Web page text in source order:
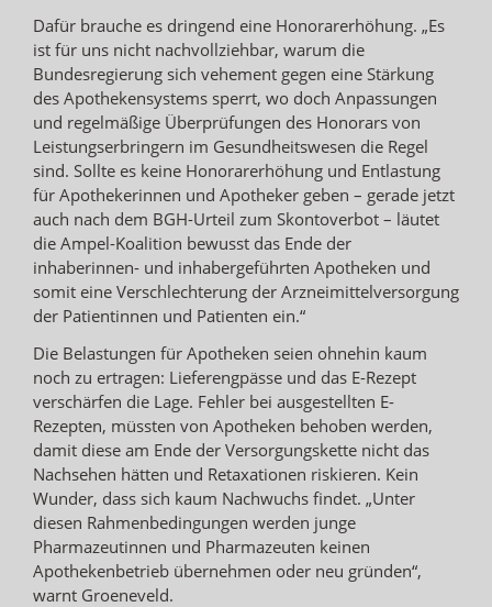
Dafür brauche es dringend eine Honorarerhöhung. „Es
ist für uns nicht nachvollziehbar, warum die
Bundesregierung sich vehement gegen eine Stärkung
des Apothekensystems sperrt, wo doch Anpassungen
und regelmäßige Überprüfungen des Honorars von
Leistungserbringern im Gesundheitswesen die Regel
sind. Sollte es keine Honorarerhöhung und Entlastung
für Apothekerinnen und Apotheker geben – gerade jetzt
auch nach dem BGH-Urteil zum Skontoverbot – läutet
die Ampel-Koalition bewusst das Ende der
inhaberinnen- und inhabergeführten Apotheken und
somit eine Verschlechterung der Arzneimittelversorgung
der Patientinnen und Patienten ein.“
Die Belastungen für Apotheken seien ohnehin kaum
noch zu ertragen: Lieferengpässe und das E-Rezept
verschärfen die Lage. Fehler bei ausgestellten E-
Rezepten, müssten von Apotheken behoben werden,
damit diese am Ende der Versorgungskette nicht das
Nachsehen hätten und Retaxationen riskieren. Kein
Wunder, dass sich kaum Nachwuchs findet. „Unter
diesen Rahmenbedingungen werden junge
Pharmazeutinnen und Pharmazeuten keinen
Apothekenbetrieb übernehmen oder neu gründen“,
warnt Groeneveld.